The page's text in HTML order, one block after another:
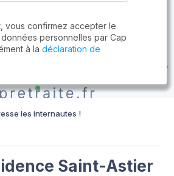
les internautes !
Saint-Astier
vous confirmez accepter le
personnelles par Cap
à la déclaration de